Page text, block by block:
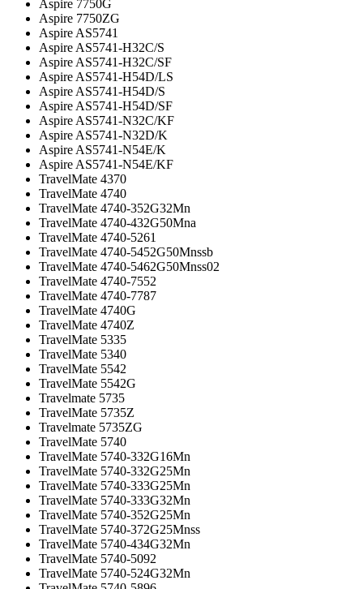
Aspire 7750G
Aspire 7750ZG
Aspire AS5741
Aspire AS5741-H32C/S
Aspire AS5741-H32C/SF
Aspire AS5741-H54D/LS
Aspire AS5741-H54D/S
Aspire AS5741-H54D/SF
Aspire AS5741-N32C/KF
Aspire AS5741-N32D/K
Aspire AS5741-N54E/K
Aspire AS5741-N54E/KF
TravelMate 4370
TravelMate 4740
TravelMate 4740-352G32Mn
TravelMate 4740-432G50Mna
TravelMate 4740-5261
TravelMate 4740-5452G50Mnssb
TravelMate 4740-5462G50Mnss02
TravelMate 4740-7552
TravelMate 4740-7787
TravelMate 4740G
TravelMate 4740Z
TravelMate 5335
TravelMate 5340
TravelMate 5542
TravelMate 5542G
Travelmate 5735
TravelMate 5735Z
Travelmate 5735ZG
TravelMate 5740
TravelMate 5740-332G16Mn
TravelMate 5740-332G25Mn
TravelMate 5740-333G25Mn
TravelMate 5740-333G32Mn
TravelMate 5740-352G25Mn
TravelMate 5740-372G25Mnss
TravelMate 5740-434G32Mn
TravelMate 5740-5092
TravelMate 5740-524G32Mn